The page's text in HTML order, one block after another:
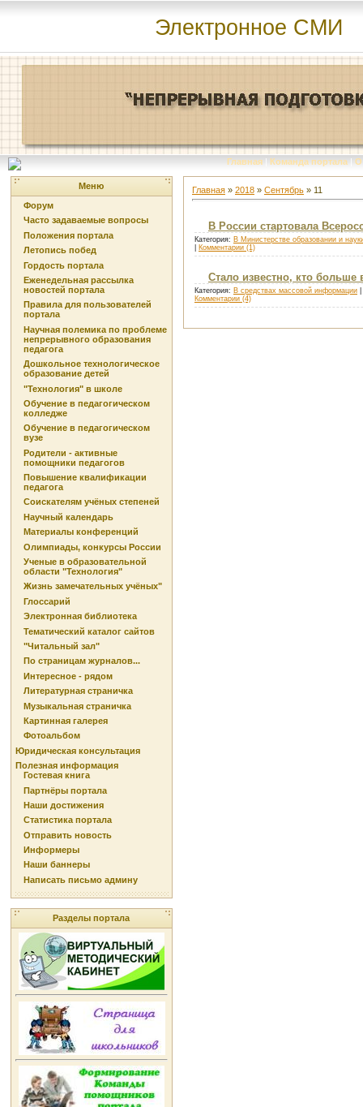
Электронное СМИ
Главная | Команда портала | О
Меню
Форум
Часто задаваемые вопросы
Положения портала
Летопись побед
Гордость портала
Еженедельная рассылка
новостей портала
Правила для пользователей
портала
Научная полемика по проблеме
непрерывного образования
педагога
Дошкольное технологическое
образование детей
"Технология" в школе
Обучение в педагогическом
колледже
Обучение в педагогическом
вузе
Родители - активные
помощники педагогов
Повышение квалификации
педагога
Соискателям учёных степеней
Научный календарь
Материалы конференций
Олимпиады, конкурсы России
Ученые в образовательной
области "Технология"
Жизнь замечательных учёных"
Глоссарий
Электронная библиотека
Тематический каталог сайтов
"Читальный зал"
По страницам журналов...
Интересное - рядом
Литературная страничка
Музыкальная страничка
Картинная галерея
Фотоальбом
Юридическая консультация
Полезная информация
Гостевая книга
Партнёры портала
Наши достижения
Статистика портала
Отправить новость
Информеры
Наши баннеры
Написать письмо админу
Разделы портала
Главная » 2018 » Сентябрь » 11
В России стартовала
Категория: В Министерстве образовании и
Комментарии (1)
Стало известно, кто больше
Категория: В средствах массовой информации
Комментарии (4)